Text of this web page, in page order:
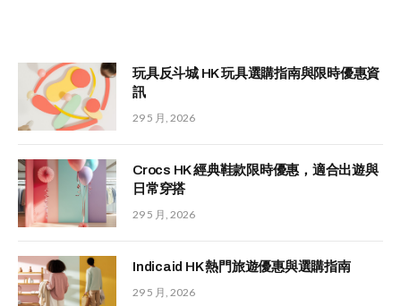
玩具反斗城 HK 玩具選購指南與限時優惠資
訊
29 5 月, 2026
Crocs HK 經典鞋款限時優惠，適合出遊與
日常穿搭
29 5 月, 2026
Indicaid HK 熱門旅遊優惠與選購指南
29 5 月, 2026